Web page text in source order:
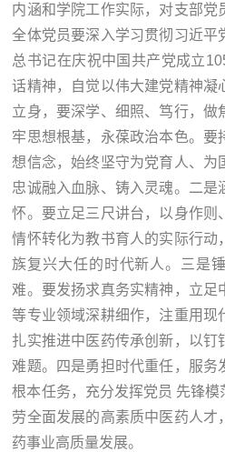
内涵和学院工作实际，对支部党
全体党员要深入学习贯彻习近平
总书记在庆祝中国共产党成立
话精神，自觉以伟大建党精神凝
立身，要深学、细照、笃行，做
牢思想根基，永葆政治本色。要
想信念，始终坚守为党育人、为
忠诚融入血脉、铸入灵魂。二是
怀。要立足三尺讲台，以身作则
情怀转化为教书育人的实际行动
族复兴大任的时代新人。三是
难。要发扬求真务实精神，立足
等专业领域深耕细作，注重用现
扎实推进中医药传承创新，以钉
难题。四是勇担时代重任，服务
根本任务，充分发挥党员 先锋
劳全面发展的高素质中医药人才
药事业高质量发展。